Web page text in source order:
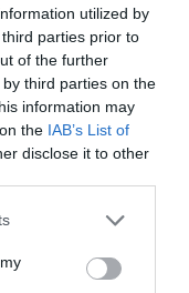
utilized by
parties prior to
of the further
third parties on the
information may
the IAB’s List of
disclose it to other
or more Google
You may click to
third-party tags to